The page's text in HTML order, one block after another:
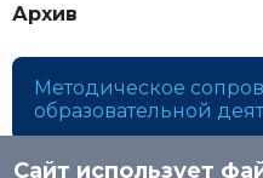
Архив
Методическое
образовательной
Сайт использует